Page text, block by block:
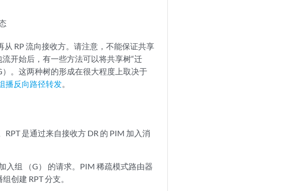
RP 流向接收方。请注意，不能保证共享
开始后，有一些方法可以将共享树“迁
）。这两种树的形成在很大程度上取决于
播反向路径转发。
RPT 是通过来自接收方 DR 的 PIM 加入消
入组 （G） 的请求。PIM 稀疏模式路由器
创建 RPT 分支。